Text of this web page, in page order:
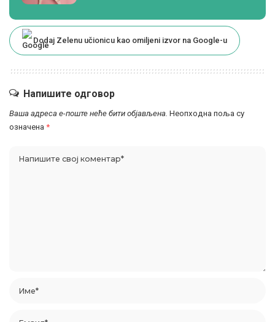
Dodaj Zelenu učionicu kao omiljeni izvor na Google-u
Напишите одговор
Ваша адреса е-поште неће бити објављена. Неопходна поља су
означена *